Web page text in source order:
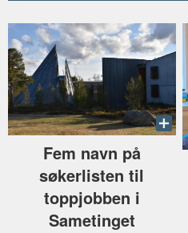
Fem navn på
søkerlisten til
toppjobben i
Sametinget